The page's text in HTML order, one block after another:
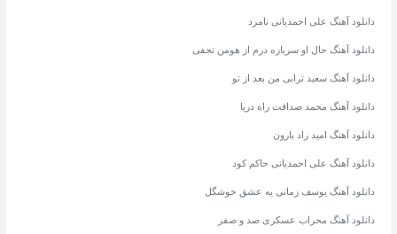
دانلود آهنگ علی احمدیانی نامرد
دانلود آهنگ حال او سربازه درم از هومن نجفی
دانلود آهنگ سعید ترابی من بعد از تو
دانلود آهنگ محمد صداقت راه دریا
دانلود آهنگ امید راد بارون
دانلود آهنگ علی احمدیانی حاکم کود
دانلود آهنگ یوسف زمانی یه عشق خوشگل
دانلود آهنگ محراب عسکری صد و صفر